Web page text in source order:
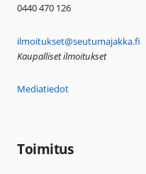
0440 470 126
ilmoitukset@seutumajakka.fi
Kaupalliset ilmoitukset
Mediatiedot
Toimitus